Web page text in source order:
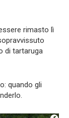
rimasto lì
di tartaruga
quando gli